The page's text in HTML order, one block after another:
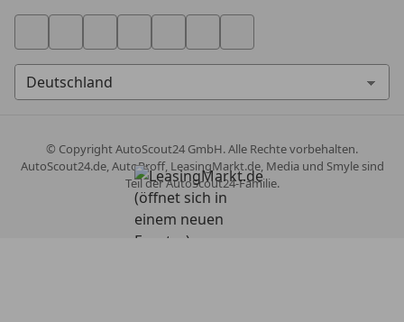
© CopyrightAutoScout24 GmbH. Alle Rechte vorbehalten.
AutoScout24.de, AutoProff, LeasingMarkt.de, Media und Smyle sind
Teil der AutoScout24-Familie.